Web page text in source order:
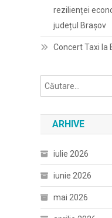
rezilienței
județul Brașov
Concert Taxi la
ARHIVE
iulie 2026
iunie 2026
mai 2026